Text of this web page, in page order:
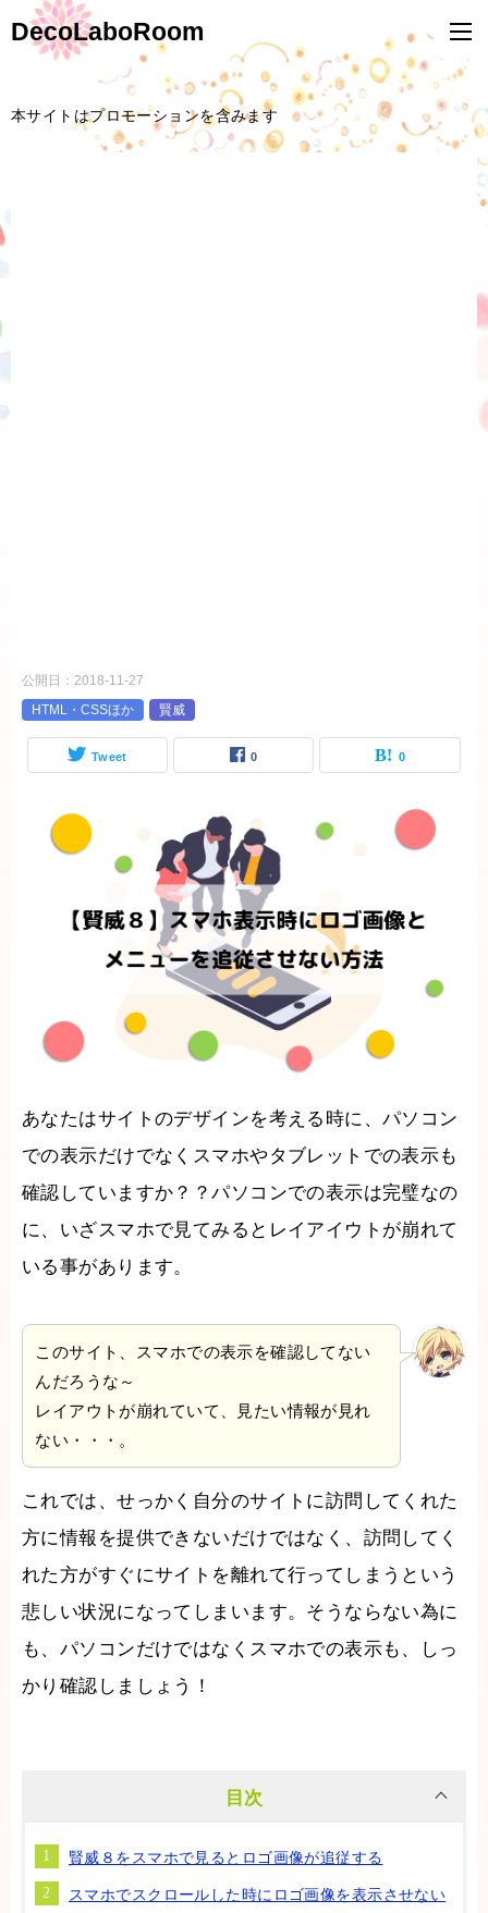
DecoLaboRoom
本サイトはプロモーションを含みます
公開日： 2018-11-27
HTML・CSSほか
賢威
Tweet 0 0
あなたはサイトのデザインを考える時に、パソコン
での表示だけでなくスマホやタブレットでの表示も
確認していますか？？パソコンでの表示は完璧なの
に、いざスマホで見てみるとレイアイウトが崩れて
いる事があります。
このサイト、スマホでの表示を確認してない
んだろうな～
レイアウトが崩れていて、見たい情報が見れ
ない・・・。
これでは、せっかく自分のサイトに訪問してくれた
方に情報を提供できないだけではなく、訪問してく
れた方がすぐにサイトを離れて行ってしまうという
悲しい状況になってしまいます。そうならない為に
も、パソコンだけではなくスマホでの表示も、しっ
かり確認しましょう！
目次
賢威８をスマホで見るとロゴ画像が追従する
スマホでスクロールした時にロゴ画像を表示させない